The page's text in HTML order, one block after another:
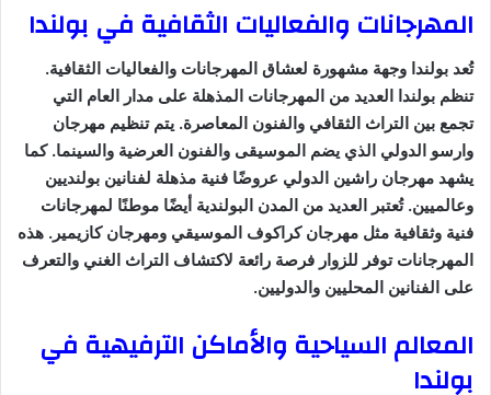
المهرجانات والفعاليات الثقافية في بولندا
تُعد بولندا وجهة مشهورة لعشاق المهرجانات والفعاليات الثقافية.
تنظم بولندا العديد من المهرجانات المذهلة على مدار العام التي
تجمع بين التراث الثقافي والفنون المعاصرة. يتم تنظيم مهرجان
وارسو الدولي الذي يضم الموسيقى والفنون العرضية والسينما. كما
يشهد مهرجان راشين الدولي عروضًا فنية مذهلة لفنانين بولنديين
وعالميين. تُعتبر العديد من المدن البولندية أيضًا موطنًا لمهرجانات
فنية وثقافية مثل مهرجان كراكوف الموسيقي ومهرجان كازيمير. هذه
المهرجانات توفر للزوار فرصة رائعة لاكتشاف التراث الغني والتعرف
على الفنانين المحليين والدوليين.
المعالم السياحية والأماكن الترفيهية في
بولندا